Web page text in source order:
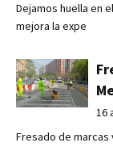
Dejamos huella en
mejora la expe
16
Fresado de marcas